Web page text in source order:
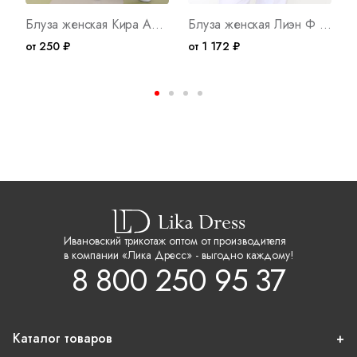
Блуза женская Кира Арт. 2646
от 250 ₽
Блуза женская Лиэн Ф Арт. 10099
от 1 172 ₽
Ивановский трикотаж оптом от производителя
в компании «Лика Дресс» - выгодно каждому!
8 800 250 95 37
Каталог товаров